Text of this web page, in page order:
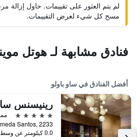
لم يتم العثور على تقييمات. حاول إزالة
مسح كل شيء لعرض التقييمات.
فنادق مشابهة لـ هوتل
أفضل الفنادق في ساو باولو
5 نجوم
0.0 كيلومتر عن وسط المدينة